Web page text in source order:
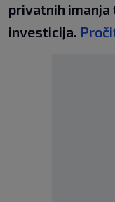
privatnih imanja
investicija.